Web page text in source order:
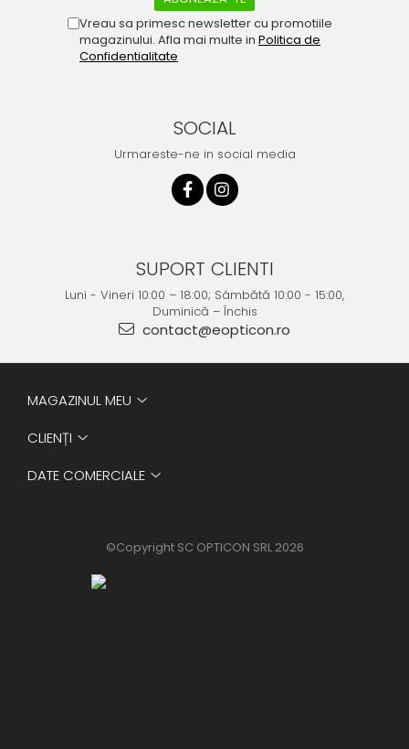
Vreau sa primesc newsletter cu promotiile
magazinului. Afla mai multe in Politica de
Confidentialitate
SOCIAL
Urmareste-ne in social media
SUPORT CLIENTI
Luni - Vineri 10:00 – 18:00; Sâmbătă 10:00 - 15:00,
Duminică – Închis
contact@eopticon.ro
MAGAZINUL MEU
CLIENȚI
DATE COMERCIALE
©Copyright SC OPTICON SRL 2026